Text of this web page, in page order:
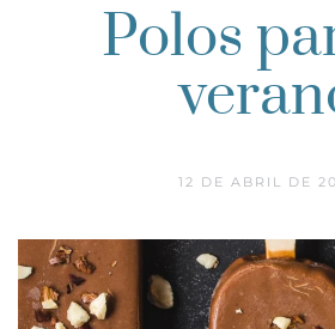
Polos
12 DE ABRIL DE